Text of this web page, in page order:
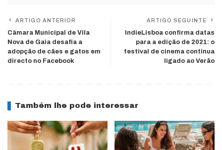
ARTIGO ANTERIOR
Câmara Municipal de Vila
Nova de Gaia desafia a
adopção de cães e gatos em
directo no Facebook
ARTIGO SEGUINTE
IndieLisboa confirma datas
para a edição de 2021: o
festival de cinema continua
ligado ao Verão
Também lhe pode interessar